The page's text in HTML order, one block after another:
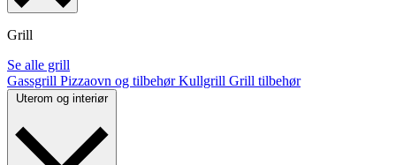
Grill
Se alle grill
Gassgrill Pizzaovn og tilbehørKullgrill Grill tilbehør
Uterom og interiør